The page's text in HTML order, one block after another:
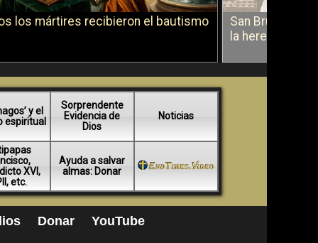
los mártires recibieron el bautismo
San Bruno
la herejía
y el
espiritual
Sorprendente
Evidencia de
Dios
Noticias
XVI,
etc.
Ayuda a salvar
almas: Donar
Donar YouTube